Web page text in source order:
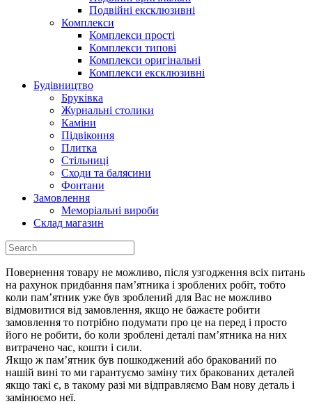
Подвійні ексклюзивні
Комплекси
Комплекси прості
Комплекси типові
Комплекси оригінальні
Комплекси ексклюзивні
Будiвництво
Брукiвка
Журнальнi столики
Камiни
Пiдвiконня
Плитка
Стiльницi
Сходи та балясини
Фонтани
Замовлення
Меморіальні вироби
Склад магазин
Повернення товару не можливо, після узгодження всіх питань
на рахунок придбання пам’ятника і зроблених робіт, тобто
коли пам’ятник уже був зроблений для Вас не можливо
відмовитися від замовлення, якщо не бажаєте робити
замовлення то потрібно подумати про це на перед і просто
його не робити, бо коли зроблені деталі пам’ятника на них
витрачено час, кошти і сили.
Якщо ж пам’ятник був пошкоджений або бракований по
нашій вині то ми гарантуємо заміну тих бракованих деталей
якщо такі є, в такому разі ми відправляємо Вам нову деталь і
замінюємо неї.